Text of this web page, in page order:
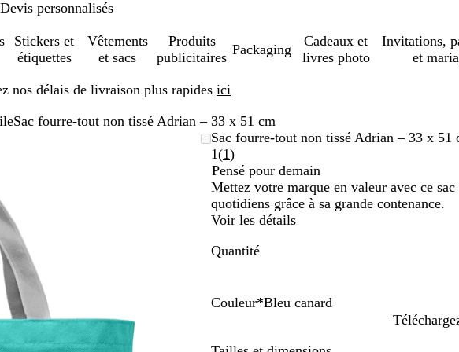
Devis personnalisés
Stickers et
étiquettes
Vêtements
et sacs
Produits
publicitaires
Packaging
Cadeaux et
livres photo
Invitations,
et
nos délais de livraison plus rapides ici
Sac fourre-tout non tissé Adrian – 33 x 51 cm
Sac fourre-tout non tissé Adrian – 33 x 51
1(1Lire
les
1
avis
)
Pensé pour demain
Mettez votre marque en valeur avec ce
quotidiens grâce à sa grande contenance.
Voir les détails
Quantité
Couleur*Bleu canard